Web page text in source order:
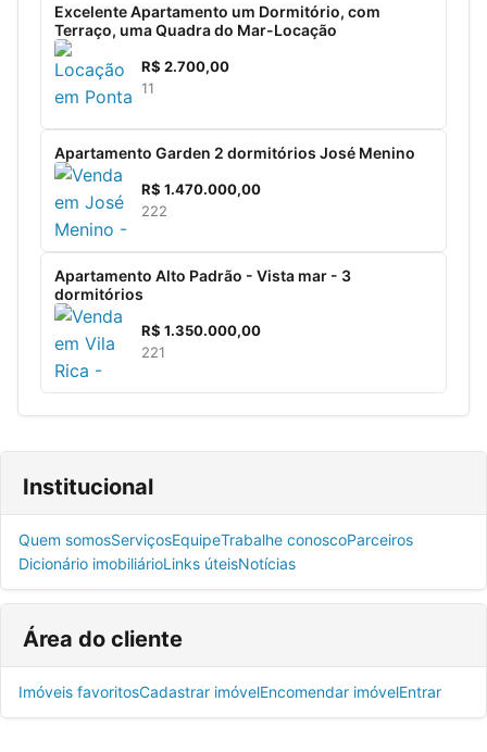
Excelente Apartamento um Dormitório, com
Terraço, uma Quadra do Mar-Locação
R$ 2.700,00
11
Apartamento Garden 2 dormitórios José Menino
R$ 1.470.000,00
222
Apartamento Alto Padrão - Vista mar - 3
dormitórios
R$ 1.350.000,00
221
Institucional
Quem somosServiçosEquipeTrabalhe conoscoParceiros
Dicionário imobiliárioLinks úteisNotícias
Área do cliente
Imóveis favoritosCadastrar imóvelEncomendar imóvelEntrar